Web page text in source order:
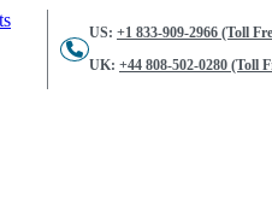
US: +1 833-909-2966 (Toll
UK: +44 808-502-0280 (Toll